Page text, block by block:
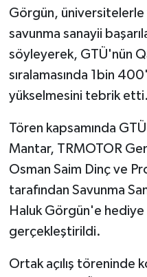
Görgün, üniversitelerle
savunma sanayii
söyleyerek, GTÜ'nün
sıralamasında 1bin
yükselmesini tebrik etti.
Tören kapsamında
Mantar, TRMOTOR
Osman Saim Dinç ve
tarafından Savunma
Haluk Görgün'e
gerçekleştirildi.
Ortak açılış töreninde